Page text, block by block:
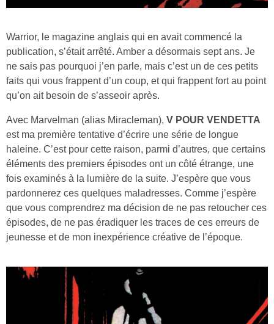
Warrior, le magazine anglais qui en avait commencé la
publication, s’était arrêté. Amber a désormais sept ans. Je
ne sais pas pourquoi j’en parle, mais c’est un de ces petits
faits qui vous frappent d’un coup, et qui frappent fort au point
qu’on ait besoin de s’asseoir après.
Avec Marvelman (alias Miracleman), V POUR VENDETTA
est ma première tentative d’écrire une série de longue
haleine. C’est pour cette raison, parmi d’autres, que certains
éléments des premiers épisodes ont un côté étrange, une
fois examinés à la lumière de la suite. J’espère que vous
pardonnerez ces quelques maladresses. Comme j’espère
que vous comprendrez ma décision de ne pas retoucher ces
épisodes, de ne pas éradiquer les traces de ces erreurs de
jeunesse et de mon inexpérience créative de l’époque.